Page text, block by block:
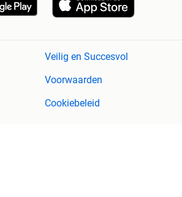
Veilig en Succesvol
Voorwaarden
Cookiebeleid